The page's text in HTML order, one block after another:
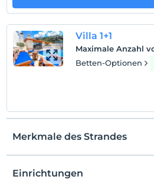
Kaş İslamlar Bölgesi'nde yer
Strand
Sahile 13 km mesafededir.
Auf
Nach 16:00
Villa 1+1
Maximale Anzahl
Betten-Optionen
Merkmale des Strandes
Zum Strand
Einrichtungen